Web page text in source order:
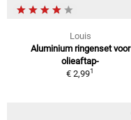
Louis
Aluminium ringenset voor
olieaftap-
€ 2,991